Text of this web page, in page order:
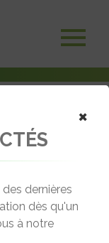
HYBRID
×
dernières
dès qu'un
à notre